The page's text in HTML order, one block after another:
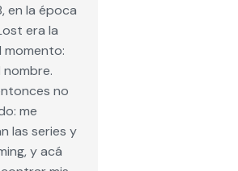
en la época
era la
momento:
nombre.
no
me
las series y
y acá